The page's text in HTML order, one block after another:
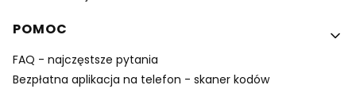
POMOC
FAQ - najczęstsze pytania
Bezpłatna aplikacja na telefon - skaner kodów